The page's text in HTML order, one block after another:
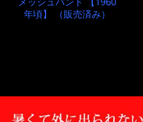
年頃】 （販売済み）